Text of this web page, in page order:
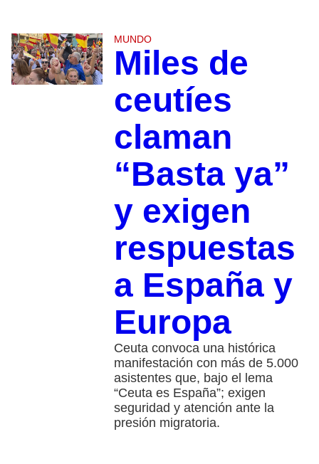
MUNDO
Miles de
ceutíes
claman
“Basta ya”
y exigen
respuestas
a España y
Europa
Ceuta convoca una histórica
manifestación con más de 5.000
asistentes que, bajo el lema
“Ceuta es España”; exigen
seguridad y atención ante la
presión migratoria.